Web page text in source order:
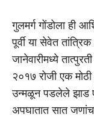
गुलमर्ग गोंडोला ही
पूर्वी या सेवेत
जानेवारीमध्ये
२०१७ रोजी एक मोठी
उन्मळून पडलेले झाड
अपघातात सात